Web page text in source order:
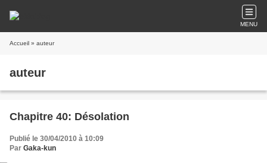
MENU
Accueil » auteur
auteur
Chapitre 40: Désolation
Publié le 30/04/2010 à 10:09
Par Gaka-kun